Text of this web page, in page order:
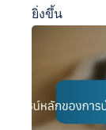
ยิ่งขึ้น